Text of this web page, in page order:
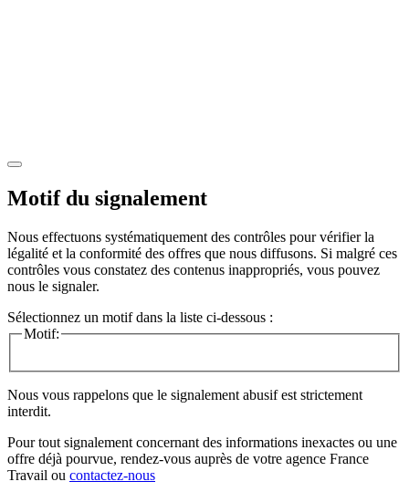
Motif du signalement
Nous effectuons systématiquement des contrôles pour vérifier la
légalité et la conformité des offres que nous diffusons. Si malgré ces
contrôles vous constatez des contenus inappropriés, vous pouvez
nous le signaler.
Sélectionnez un motif dans la liste ci-dessous :
Motif:
Nous vous rappelons que le signalement abusif est strictement
interdit.
Pour tout signalement concernant des informations inexactes ou une
offre déjà pourvue, rendez-vous auprès de votre agence France
Travail ou contactez-nous